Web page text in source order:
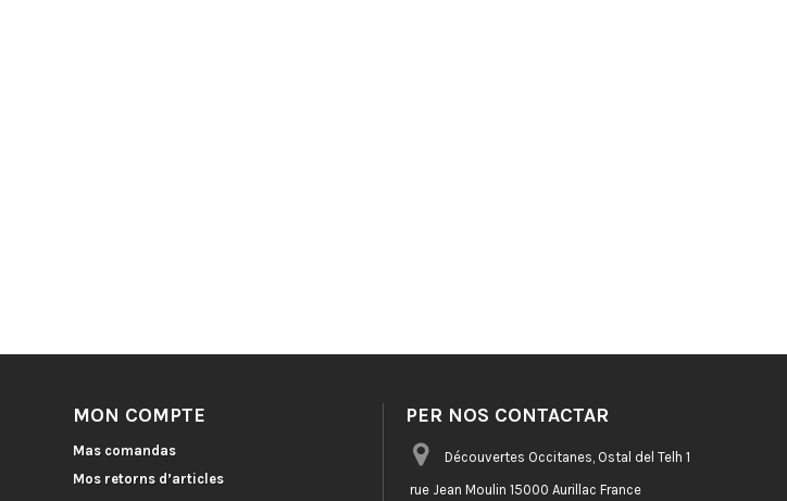
MON COMPTE
Mas comandas
Mos retorns d’articles
PER NOS CONTACTAR
Découvertes Occitanes, Ostal del Telh 1
rue Jean Moulin 15000 Aurillac France